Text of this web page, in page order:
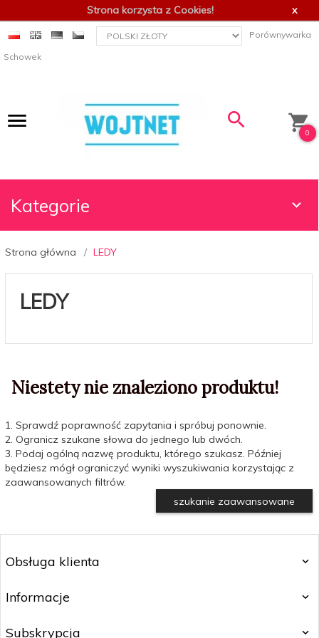
Strona korzysta z Cookies! x
currency_h Porównywarka
Schowek
0
Kategorie
Strona główna LEDY
LEDY
Niestety nie znaleziono produktu!
1. Sprawdź poprawność zapytania i spróbuj ponownie.
2. Ogranicz szukane słowa do jednego lub dwóch.
3. Podaj ogólną nazwę produktu, którego szukasz. Później
będziesz mógł ograniczyć wyniki wyszukiwania korzystając z
zaawansowanych filtrów.
szukanie zaawansowane
Obsługa klienta
Informacje
Subskrypcja